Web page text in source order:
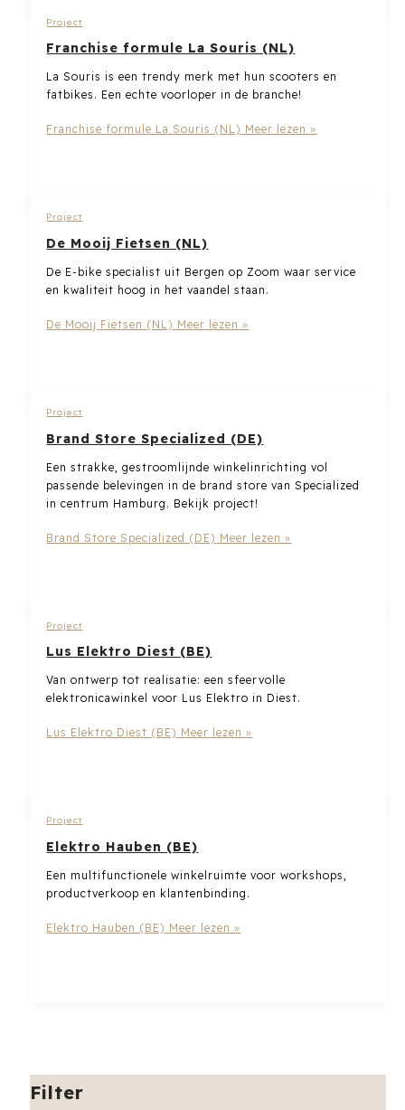
Filter
Project
Franchise formule La Souris (NL)
La Souris is een trendy merk met hun scooters en
fatbikes. Een echte voorloper in de branche!
Franchise formule La Souris (NL) Meer lezen »
Project
De Mooij Fietsen (NL)
De E-bike specialist uit Bergen op Zoom waar service
en kwaliteit hoog in het vaandel staan.
De Mooij Fietsen (NL) Meer lezen »
Project
Brand Store Specialized (DE)
Een strakke, gestroomlijnde winkelinrichting vol
passende belevingen in de brand store van Specialized
in centrum Hamburg. Bekijk project!
Brand Store Specialized (DE) Meer lezen »
Project
Lus Elektro Diest (BE)
Van ontwerp tot realisatie: een sfeervolle
elektronicawinkel voor Lus Elektro in Diest.
Lus Elektro Diest (BE) Meer lezen »
Project
Elektro Hauben (BE)
Een multifunctionele winkelruimte voor workshops,
productverkoop en klantenbinding.
Elektro Hauben (BE) Meer lezen »